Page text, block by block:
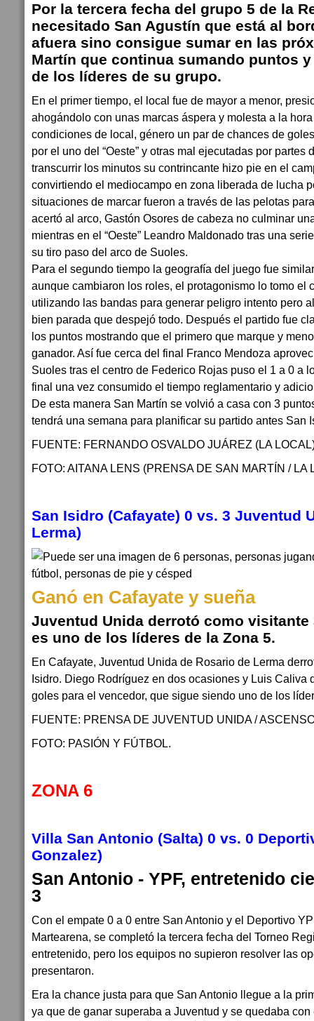
Por la tercera fecha del grupo 5 de la
necesitado San Agustín que está al
afuera sino consigue sumar en las
Martín que continua sumando puntos
de los líderes de su grupo.
En el primer tiempo, el local fue de mayor a menor,
ahogándolo con unas marcas áspera y molesta a la
condiciones de local, género un par de chances de
por el uno del “Oeste” y otras mal ejecutadas por partes
transcurrir los minutos su contrincante hizo pie en el
convirtiendo el mediocampo en zona liberada de lucha
situaciones de marcar fueron a través de las pelotas
acertó al arco, Gastón Osores de cabeza no culminar
mientras en el “Oeste” Leandro Maldonado tras una
su tiro paso del arco de Suoles.
Para el segundo tiempo la geografía del juego fue
aunque cambiaron los roles, el protagonismo lo tomo el
utilizando las bandas para generar peligro intento pero
bien parada que despejó todo. Después el partido fue
los puntos mostrando que el primero que marque y
ganador. Así fue cerca del final Franco Mendoza
Suoles tras el centro de Federico Rojas puso el 1 a 0 a
final una vez consumido el tiempo reglamentario y
De esta manera San Martín se volvió a casa con 3
tendrá una semana para planificar su partido antes San
FUENTE: FERNANDO OSVALDO JUÁREZ (LA
FOTO: AITANA LENS (PRENSA DE SAN MARTÍN / LA
San Isidro (Cafayate) 0 vs. 3 Juventud
Lerma)
Ganó en Cafayate y sueña
Juventud Unida derrotó como visitante
es uno de los líderes de la Zona 5.
En Cafayate, Juventud Unida de Rosario de Lerma
Isidro. Diego Rodríguez en dos ocasiones y Luis Caliva
goles para el vencedor, que sigue siendo uno de los
FUENTE: PRENSA DE JUVENTUD UNIDA /
FOTO: PASIÓN Y FÚTBOL.
ZONA 6
Villa San Antonio (Salta) 0 vs. 0
Gonzalez)
San Antonio - YPF, entretenido
3
Con el empate 0 a 0 entre San Antonio y el Deportivo
Martearena, se completó la tercera fecha del Torneo
entretenido, pero los equipos no supieron resolver las
presentaron.
Era la chance justa para que San Antonio llegue a la
ya que de ganar superaba a Juventud y se quedaba